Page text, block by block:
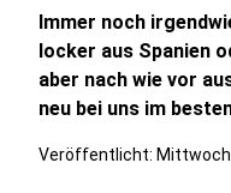
Immer noch
locker aus Spanien
aber nach wie vor
neu bei uns im
Veröffentlicht: